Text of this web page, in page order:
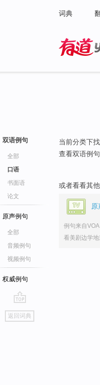
词典
双语例句
全部
口语
书面语
论文
原声例句
全部
音频例句
视频例句
权威例句
go
top
返回词典
当前分类下
查看双语例
或者看看其他
原
例句来自
看美剧边学地